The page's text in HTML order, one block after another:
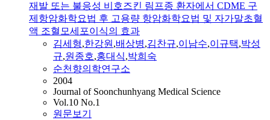
재발 또는 불응성 비호즈킨 림프종 환자에서 CDME 구
제항암화학요법 후 고용량 항암화학요법 및 자가말초혈
액 조혈모세포이식의 효과
김세형,한강원,배상병,김찬규,이남수,이규택,박성
규,원종호,홍대식,박희숙
순천향의학연구소
2004
Journal of Soonchunhyang Medical Science
Vol.10 No.1
원문보기